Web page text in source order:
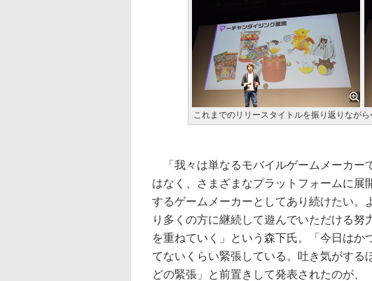
これまでのリリースタイトルを振り返りなが
「我々は単なるモバイルゲームメーカー
はなく、さまざまなプラットフォームに展
するゲームメーカーとしてあり続けたい。
り多くの方に継続して遊んでいただける努
を重ねていく」という森下氏。「今日はか
てないくらい緊張している。吐き気がする
どの緊張」と前置きして発表されたのが、